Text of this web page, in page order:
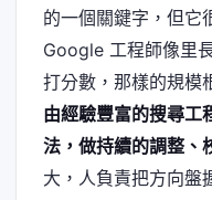
的一個關鍵字，但它
Google 工程師像里
打分數，那樣的規模
由經驗豐富的搜尋工
法，做持續的調整、
大，人負責把方向盤